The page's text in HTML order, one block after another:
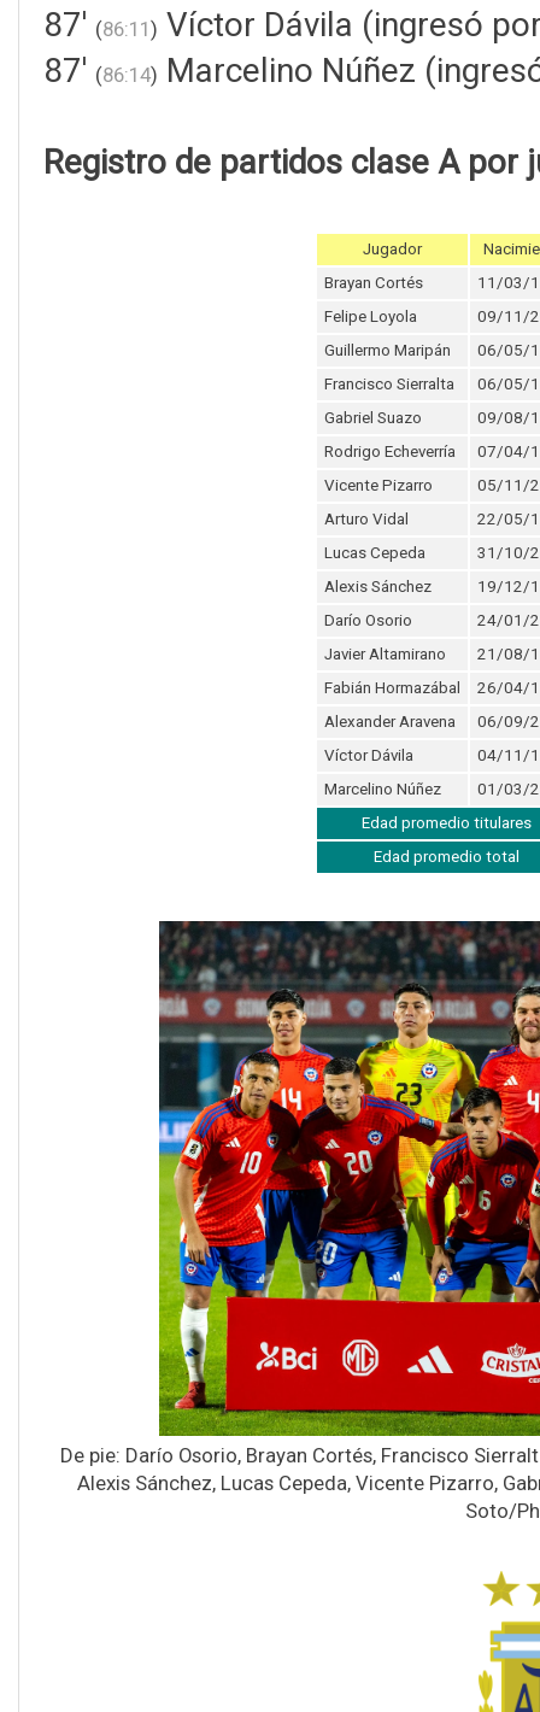
87' (86:11) Víctor Dávila (ingresó
87' (86:14) Marcelino Núñez
Registro de partidos clase A por
Jugador
Brayan Cortés
11/03/
Felipe Loyola
09/11/
Guillermo Maripán
06/05/
Francisco Sierralta
06/05/
Gabriel Suazo
09/08/
Rodrigo Echeverría
07/04/
Vicente Pizarro
05/11/
Arturo Vidal
22/05/
Lucas Cepeda
31/10/
Alexis Sánchez
19/12/
Darío Osorio
24/01/
Javier Altamirano
21/08/
Fabián Hormazábal
26/04/
Alexander Aravena
06/09/
Víctor Dávila
04/11/
Marcelino Núñez
01/03/
Edad promedio titulares
Edad promedio total
De pie: Darío Osorio, Brayan Cortés, Francisco
Alexis Sánchez, Lucas Cepeda, Vicente Pizarro,
Soto/